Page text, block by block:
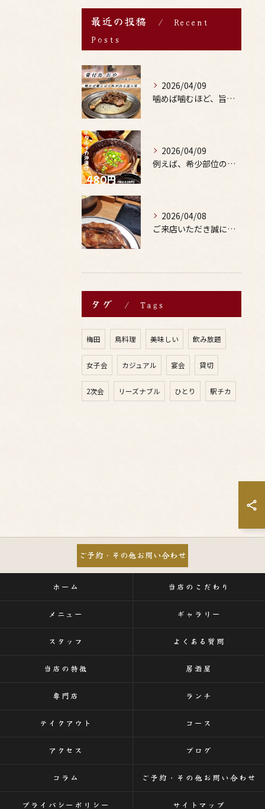
最近の投稿
Recent
Posts
2026/04/09
噛めば噛むほど、旨みがあふれる。
2026/04/09
例えば、希少部位の串を試したり、季節限定の地酒を味わったりす...
2026/04/08
ご来店いただき誠にありがとうございます。
タグ Tags
梅田 鳥料理 美味しい 飲み放題
女子会 カジュアル 宴会 貸切
2次会 リーズナブル ひとり 駅チカ
ご予約・その他お問い合わせ
ホーム 当店のこだわり
メニュー ギャラリー
スタッフ よくある質問
当店の特徴 居酒屋
専門店 ランチ
テイクアウト コース
アクセス ブログ
コラム ご予約・その他お問い合わせ
プライバシーポリシー サイトマップ